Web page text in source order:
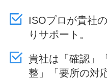
ISOプロが貴社
りサポート。
貴社は「確認」
整」「要所の対